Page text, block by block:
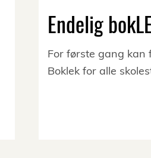
Endelig
For første gang kan
Boklek for alle